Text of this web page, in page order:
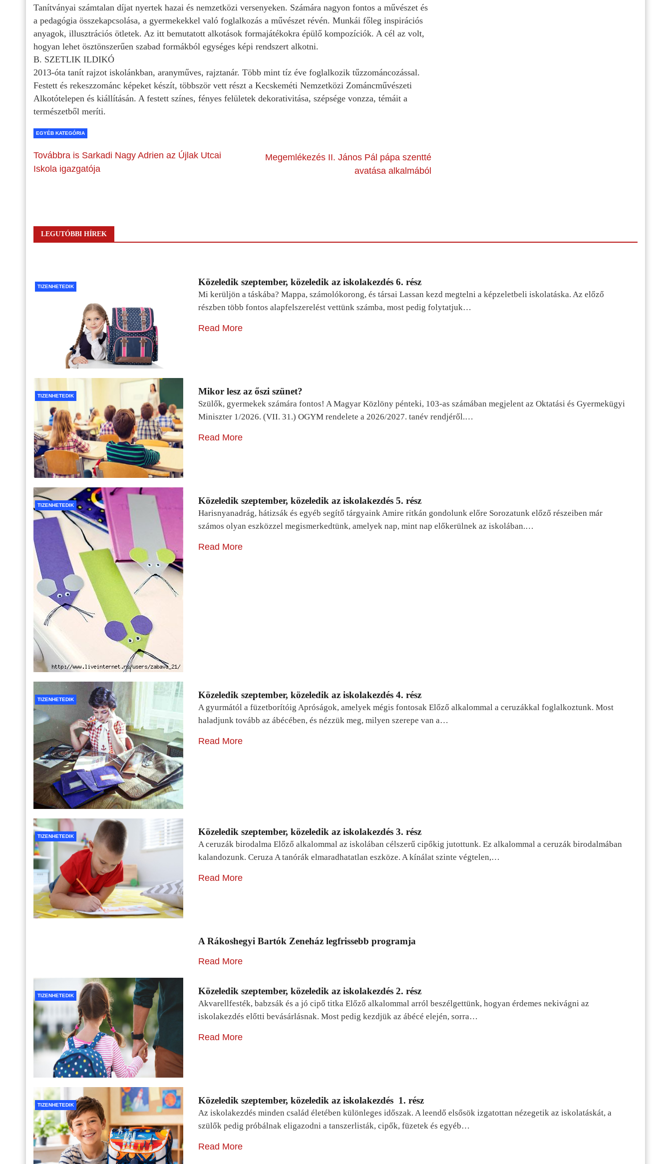
Tanítványai számtalan díjat nyertek hazai és nemzetközi versenyeken. Számára nagyon fontos a művészet és
a pedagógia összekapcsolása, a gyermekekkel való foglalkozás a művészet révén. Munkái főleg inspirációs
anyagok, illusztrációs ötletek. Az itt bemutatott alkotások formajátékokra épülő kompozíciók. A cél az volt,
hogyan lehet ösztönszerűen szabad formákból egységes képi rendszert alkotni.
B. SZETLIK ILDIKÓ
2013-óta tanít rajzot iskolánkban, aranyműves, rajztanár. Több mint tíz éve foglalkozik tűzzománcozással.
Festett és rekeszzománc képeket készít, többször vett részt a Kecskeméti Nemzetközi Zománcművészeti
Alkotótelepen és kiállításán. A festett színes, fényes felületek dekorativitása, szépsége vonzza, témáit a
természetből meríti.
EGYÉB KATEGÓRIA
Továbbra is Sarkadi Nagy Adrien az Újlak Utcai
Iskola igazgatója
Megemlékezés II. János Pál pápa szentté
avatása alkalmából
LEGUTÓBBI HÍREK
TIZENHETEDIK Közeledik szeptember, közeledik az iskolakezdés 6. rész
Mi kerüljön a táskába? Mappa, számolókorong, és társai Lassan kezd megtelni a képzeletbeli iskolatáska. Az előző
részben több fontos alapfelszerelést vettünk számba, most pedig folytatjuk…
Read More
TIZENHETEDIK Mikor lesz az őszi szünet?
Szülők, gyermekek számára fontos! A Magyar Közlöny pénteki, 103-as számában megjelent az Oktatási és Gyermekügyi
Miniszter 1/2026. (VII. 31.) OGYM rendelete a 2026/2027. tanév rendjéről.…
Read More
TIZENHETEDIK Közeledik szeptember, közeledik az iskolakezdés 5. rész
Harisnyanadrág, hátizsák és egyéb segítő tárgyaink Amire ritkán gondolunk előre Sorozatunk előző részeiben már
számos olyan eszközzel megismerkedtünk, amelyek nap, mint nap előkerülnek az iskolában.…
Read More
TIZENHETEDIK Közeledik szeptember, közeledik az iskolakezdés 4. rész
A gyurmától a füzetborítóig Apróságok, amelyek mégis fontosak Előző alkalommal a ceruzákkal foglalkoztunk. Most
haladjunk tovább az ábécében, és nézzük meg, milyen szerepe van a…
Read More
TIZENHETEDIK Közeledik szeptember, közeledik az iskolakezdés 3. rész
A ceruzák birodalma Előző alkalommal az iskolában célszerű cipőkig jutottunk. Ez alkalommal a ceruzák birodalmában
kalandozunk. Ceruza A tanórák elmaradhatatlan eszköze. A kínálat szinte végtelen,…
Read More
A Rákoshegyi Bartók Zeneház legfrissebb programja
Read More
TIZENHETEDIK Közeledik szeptember, közeledik az iskolakezdés 2. rész
Akvarellfesték, babzsák és a jó cipő titka Előző alkalommal arról beszélgettünk, hogyan érdemes nekivágni az
iskolakezdés előtti bevásárlásnak. Most pedig kezdjük az ábécé elején, sorra…
Read More
TIZENHETEDIK Közeledik szeptember, közeledik az iskolakezdés 1. rész
Az iskolakezdés minden család életében különleges időszak. A leendő elsősök izgatottan nézegetik az iskolatáskát, a
szülők pedig próbálnak eligazodni a tanszerlisták, cipők, füzetek és egyéb…
Read More